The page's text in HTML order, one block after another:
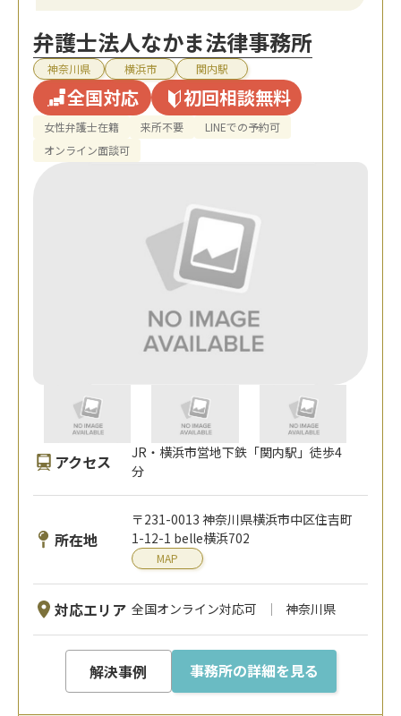
弁護士法人なかま法律事務所
神奈川県 横浜市 関内駅
全国対応 初回相談無料
女性弁護士在籍 来所不要
LINEでの予約可
オンライン面談可
アクセス
JR・横浜市営地下鉄「関内駅」徒歩4
分
所在地
〒231-0013 神奈川県横浜市中区住吉町
1-12-1 belle横浜702
MAP
対応エリア 全国オンライン対応可 神奈川県
解決事例 事務所の詳細を見る